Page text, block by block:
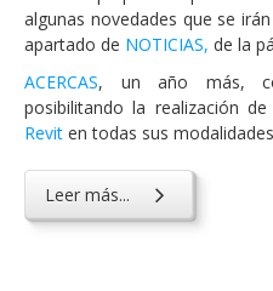
algunas novedades que se
apartado de NOTICIAS, de la
ACERCAS, un año más,
posibilitando la realización
Revit en todas sus
Leer más...